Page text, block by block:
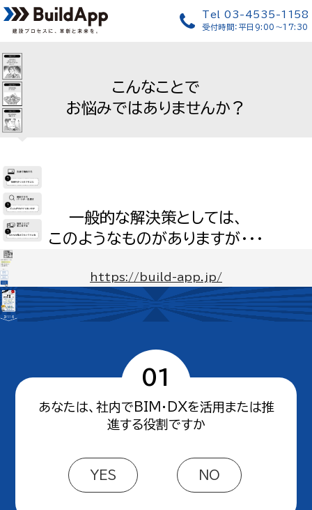
Tel 03-4535-1158
受付時間：平日9:00〜17:30
とりあえず
資料ダウンロード
こんなことで
お悩みではありませんか？
一般的な解決策としては、
このようなものがありますが・・・
資料ダウンロードはこちら
資料ダウンロードはこちら
https://build-app.jp/
01
あなたは、社内でBIM・DXを活用または推
進する役割ですか
YES NO